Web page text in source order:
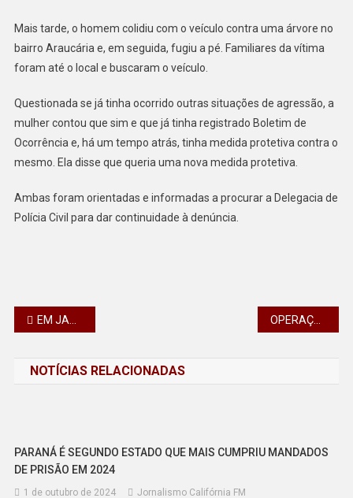
ÁRVORE
Mais tarde, o homem colidiu com o veículo contra uma árvore no
bairro Araucária e, em seguida, fugiu a pé. Familiares da vítima
foram até o local e buscaram o veículo.
Questionada se já tinha ocorrido outras situações de agressão, a
mulher contou que sim e que já tinha registrado Boletim de
Ocorrência e, há um tempo atrás, tinha medida protetiva contra o
mesmo. Ela disse que queria uma nova medida protetiva.
Ambas foram orientadas e informadas a procurar a Delegacia de
Polícia Civil para dar continuidade à denúncia.
Navegação
Post
EM JANDAIA DO SUL ENCARREGADO É AMEAÇADO POR UM EX-FUNCIONÁRIO APÓS DEMITI-LO
NOTÍCIAS RELACIONADAS
PARANÁ É SEGUNDO ESTADO QUE MAIS CUMPRIU MANDADOS
DE PRISÃO EM 2024
1 de outubro de 2024 Jornalismo Califórnia FM